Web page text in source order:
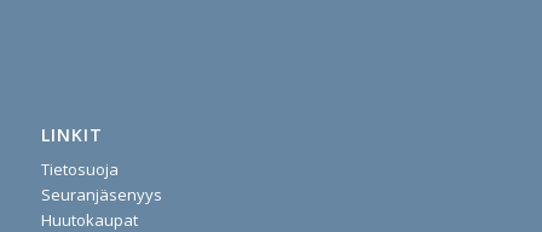
LINKIT
Tietosuoja
Seuranjäsenyys
Huutokaupat